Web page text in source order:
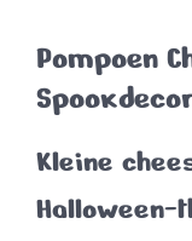
Pompoen
Kleine
Halloween-